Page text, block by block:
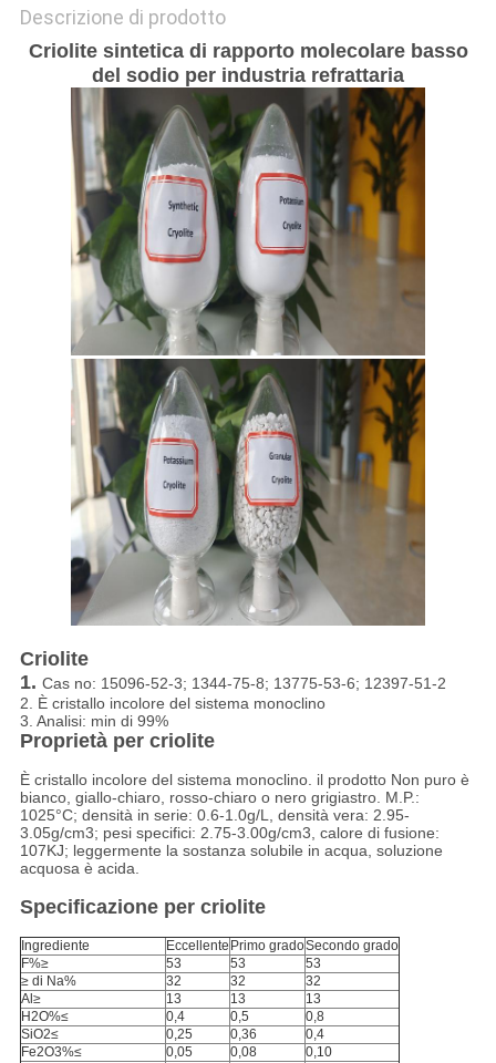
Descrizione di prodotto
Criolite sintetica di rapporto molecolare basso
del sodio per industria refrattaria
Criolite
1. Cas no: 15096-52-3; 1344-75-8; 13775-53-6; 12397-51-2
2. È cristallo incolore del sistema monoclino
3. Analisi: min di 99%
Proprietà per criolite
È cristallo incolore del sistema monoclino. il prodotto Non puro è
bianco, giallo-chiaro, rosso-chiaro o nero grigiastro. M.P.:
1025°C; densità in serie: 0.6-1.0g/L, densità vera: 2.95-
3.05g/cm3; pesi specifici: 2.75-3.00g/cm3, calore di fusione:
107KJ; leggermente la sostanza solubile in acqua, soluzione
acquosa è acida.
Specificazione per criolite
Ingrediente Eccellente Primo gradoSecondo grado
F%≥
53 53
53
≥ di Na%
32 32
32
Al≥
13 13
13
H2O%≤
0,4 0,5
0,8
SiO2≤
0,25 0,36
0,4
Fe2O3%≤
0,05 0,08
0,10